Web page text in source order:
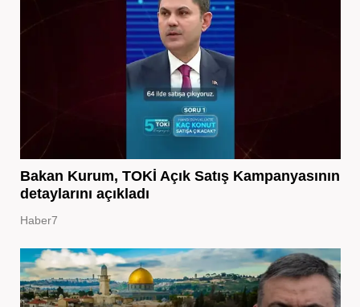
Bakan Kurum, TOKİ Açık Satış Kampanyasının
detaylarını açıkladı
Haber7